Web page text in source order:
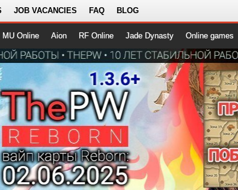
JOB VACANCIES FAQ BLOG
MU Online Aion RF Online Jade Dynasty Online games